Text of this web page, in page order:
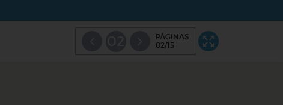
PÁGINAS
02/15